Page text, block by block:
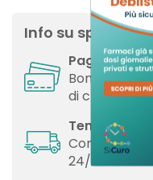
Aggiungi alla
add_circle_outline Crea nuova lista
Nome lista dei
Devi avere
prodotti nella tua
Info su
Pagamenti
Bonifico
di credito.
Tempi di
Consegna
24/48h o a